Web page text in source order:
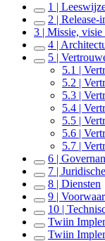
1 |
2 | Release-
3 | Missie, visie
4 |
5 |
5.1 |
5.2 |
5.3 |
5.4 |
5.5 |
5.6 |
5.7 |
6 |
7 |
8 | Diensten
9 |
10 |
Twiin
Twiin